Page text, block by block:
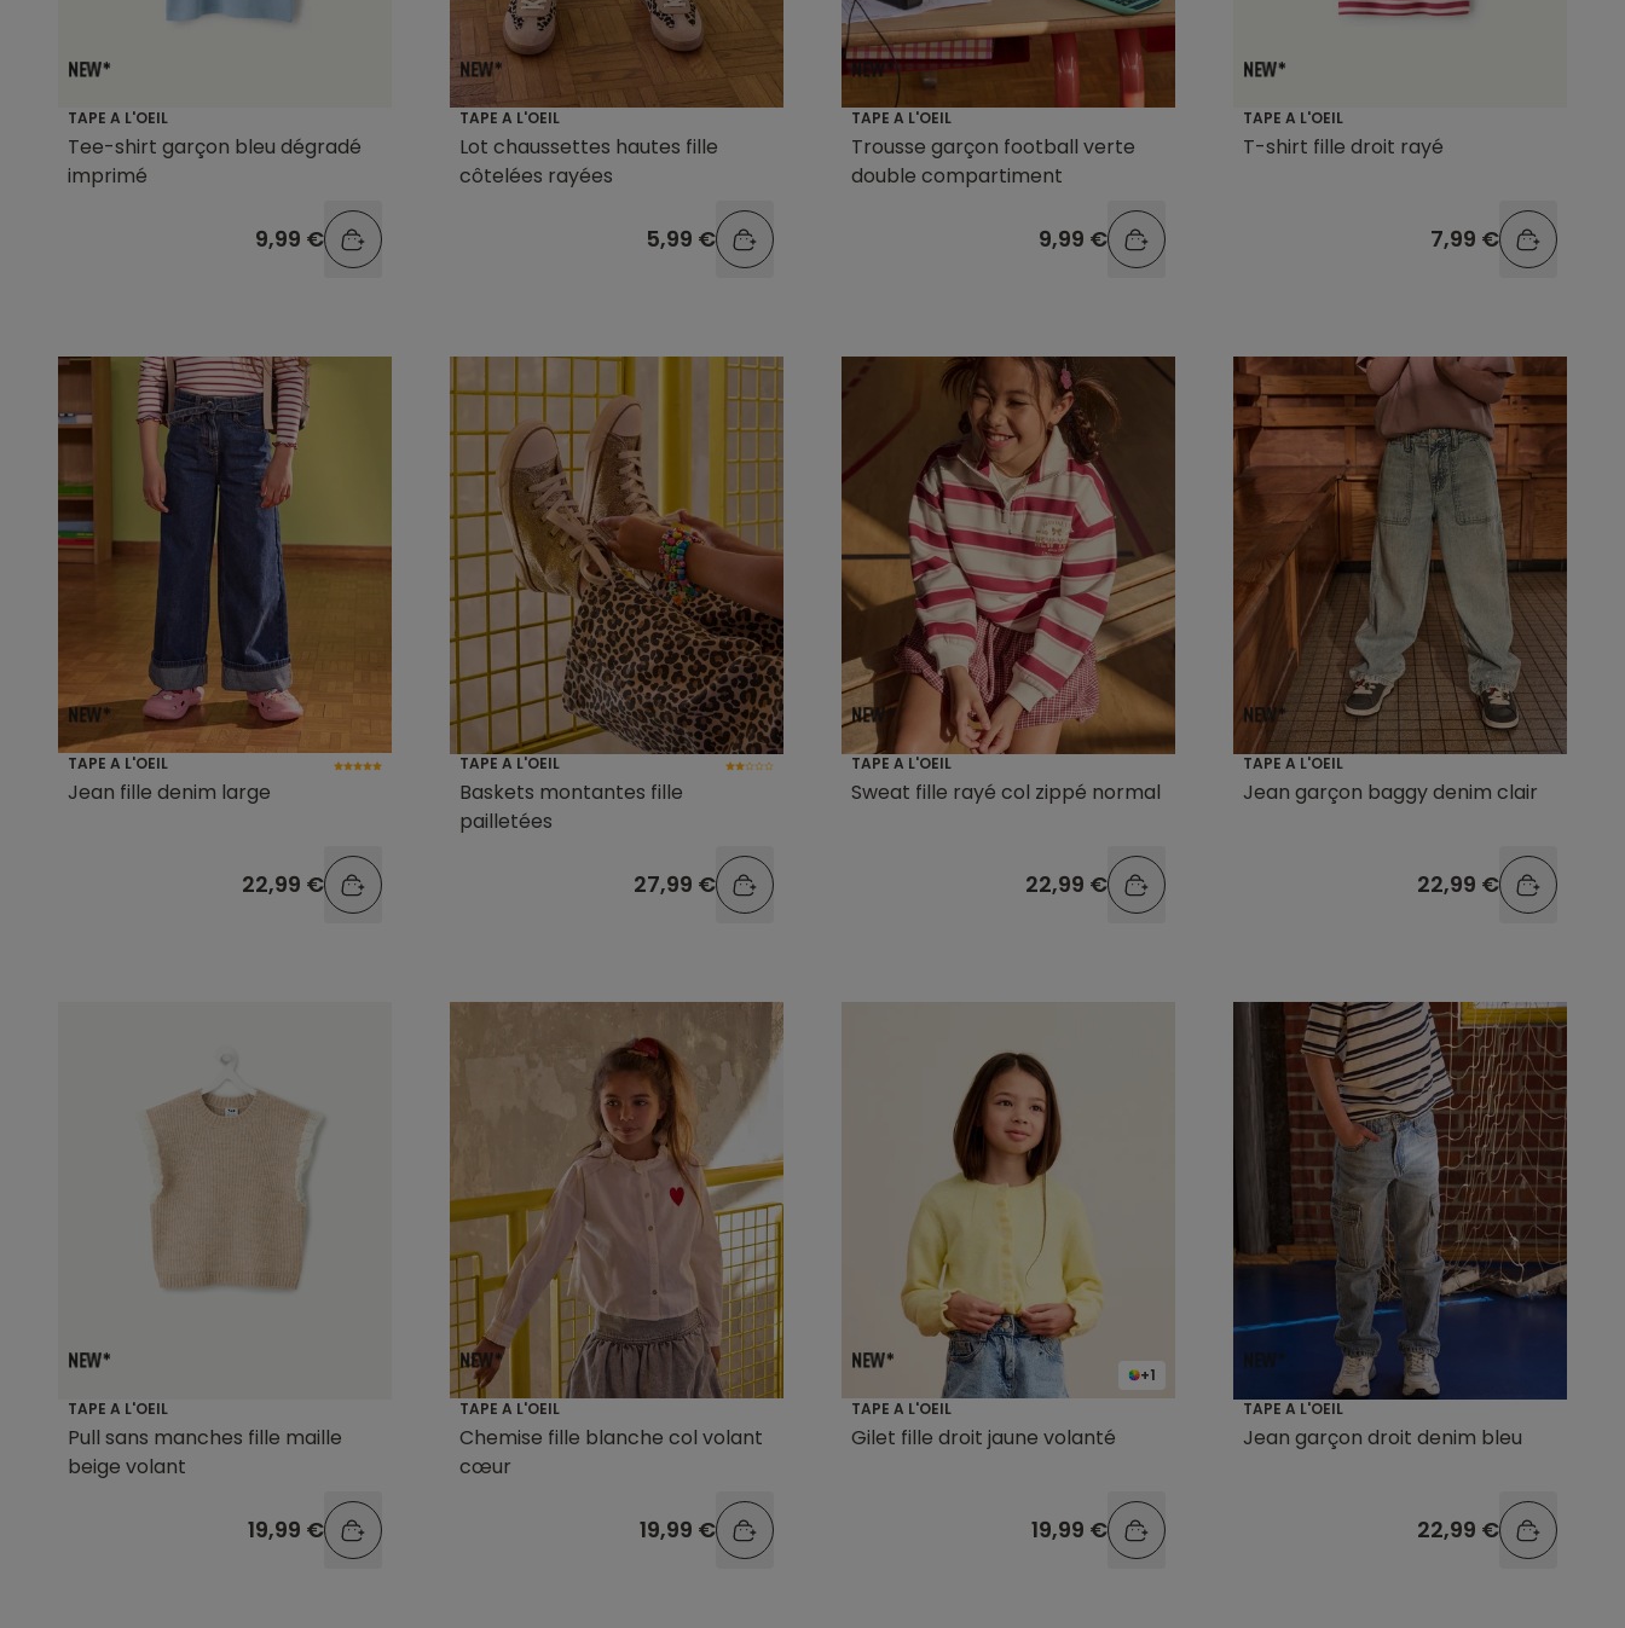
TAPE A L'OEIL
Tee-shirt garçon bleu dégradé
imprimé
9,99 €
TAPE A L'OEIL
Lot chaussettes hautes fille
côtelées rayées
5,99 €
TAPE A L'OEIL
Trousse garçon football verte
double compartiment
9,99 €
TAPE A L'OEIL
T-shirt fille droit rayé
7,99 €
TAPE A L'OEIL
Jean fille denim large
22,99 €
TAPE A L'OEIL
Baskets montantes fille
pailletées
27,99 €
TAPE A L'OEIL
Sweat fille rayé col zippé normal
22,99 €
TAPE A L'OEIL
Jean garçon baggy denim clair
22,99 €
TAPE A L'OEIL
Pull sans manches fille maille
beige volant
19,99 €
TAPE A L'OEIL
Chemise fille blanche col volant
cœur
19,99 €
+1
TAPE A L'OEIL
Gilet fille droit jaune volanté
19,99 €
TAPE A L'OEIL
Jean garçon droit denim bleu
22,99 €